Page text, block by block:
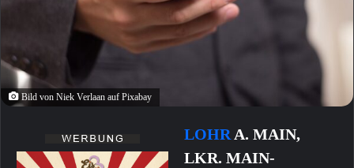
Bild von Niek Verlaan auf Pixabay
LOHR A. MAIN,
LKR. MAIN-